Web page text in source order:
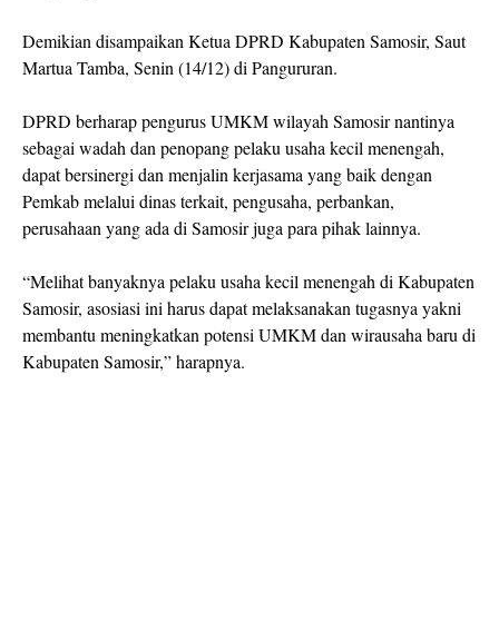
Demikian disampaikan Ketua DPRD Kabupaten Samosir, Saut
Martua Tamba, Senin (14/12) di Pangururan.
DPRD berharap pengurus UMKM wilayah Samosir nantinya
sebagai wadah dan penopang pelaku usaha kecil menengah,
dapat bersinergi dan menjalin kerjasama yang baik dengan
Pemkab melalui dinas terkait, pengusaha, perbankan,
perusahaan yang ada di Samosir juga para pihak lainnya.
“Melihat banyaknya pelaku usaha kecil menengah di Kabupaten
Samosir, asosiasi ini harus dapat melaksanakan tugasnya yakni
membantu meningkatkan potensi UMKM dan wirausaha baru di
Kabupaten Samosir,” harapnya.